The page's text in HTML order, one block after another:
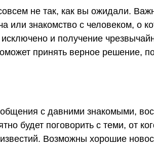
не так, как вы ожидали.
или знакомство с человеком, о
и получение
принять верное решение,
с давними знакомыми,
будет поговорить с теми, от
Возможны хорошие